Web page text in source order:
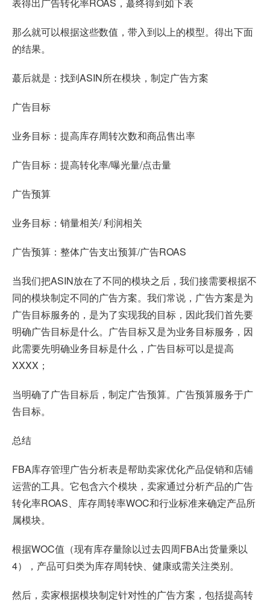
表得出广告转化率ROAS，蕞终得到如下表
那么就可以根据这些数值，带入到以上的模型。得出下面
的结果。
蕞后就是：找到ASIN所在模块，制定广告方案
广告目标
业务目标：提高库存周转次数和商品售出率
广告目标：提高转化率/曝光量/点击量
广告预算
业务目标：销量相关/ 利润相关
广告预算：整体广告支出预算/广告ROAS
当我们把ASIN放在了不同的模块之后，我们接需要根据不
同的模块制定不同的广告方案。我们常说，广告方案是为
广告目标服务的，是为了实现我的目标，因此我们首先要
明确广告目标是什么。广告目标又是为业务目标服务，因
此需要先明确业务目标是什么，广告目标可以是提高
XXXX；
当明确了广告目标后，制定广告预算。广告预算服务于广
告目标。
总结
FBA库存管理广告分析表是帮助卖家优化产品促销和店铺
运营的工具。它包含六个模块，卖家通过分析产品的广告
转化率ROAS、库存周转率WOC和行业标准来确定产品所
属模块。
根据WOC值（现有库存量除以过去四周FBA出货量乘以
4），产品可归类为库存周转快、健康或需关注类别。
然后，卖家根据模块制定针对性的广告方案，包括提高转